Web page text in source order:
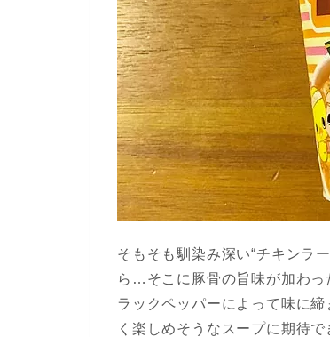
そもそも馴染み深い“チキンラ
ら…そこに豚骨の旨味が加わっ
ラックペッパーによって味に
く楽しめそうなスープに期待で